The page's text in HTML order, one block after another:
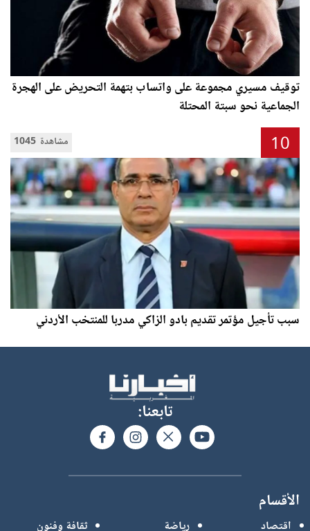
توقيف مسيري مجموعة على واتساب بتهمة التحريض على الهجرة
الجماعية نحو سبتة المحتلة
1045 مشاهدة 10
سبب تأجيل مؤتمر تقديم بادو الزاكي مدربا للمنتخب الأردني
تابعنا:
الأقسام
ثقافة وفنون رياضة اقتصاد